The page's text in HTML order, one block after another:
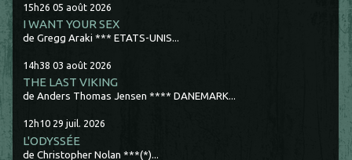
15h26 05 août 2026
I WANT YOUR SEX
de Gregg Araki *** ETATS-UNIS...
14h38 03 août 2026
THE LAST VIKING
de Anders Thomas Jensen **** DANEMARK...
12h10 29 juil. 2026
L'ODYSSÉE
de Christopher Nolan ***(*)...